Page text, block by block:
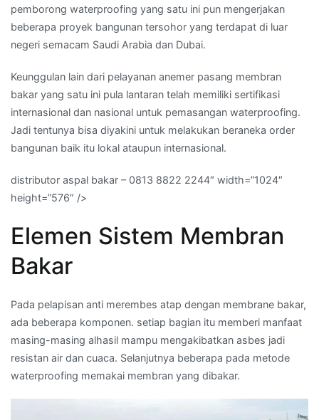
pemborong waterproofing yang satu ini pun mengerjakan
beberapa proyek bangunan tersohor yang terdapat di luar
negeri semacam Saudi Arabia dan Dubai.
Keunggulan lain dari pelayanan anemer pasang membran
bakar yang satu ini pula lantaran telah memiliki sertifikasi
internasional dan nasional untuk pemasangan waterproofing.
Jadi tentunya bisa diyakini untuk melakukan beraneka order
bangunan baik itu lokal ataupun internasional.
distributor aspal bakar – 0813 8822 2244″ width=”1024″
height=”576″ />
Elemen Sistem Membran
Bakar
Pada pelapisan anti merembes atap dengan membrane bakar,
ada beberapa komponen. setiap bagian itu memberi manfaat
masing-masing alhasil mampu mengakibatkan asbes jadi
resistan air dan cuaca. Selanjutnya beberapa pada metode
waterproofing memakai membran yang dibakar.